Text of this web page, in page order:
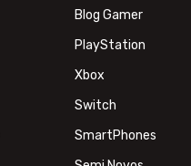
Blog Gamer
PlayStation
Xbox
Switch
SmartPhones